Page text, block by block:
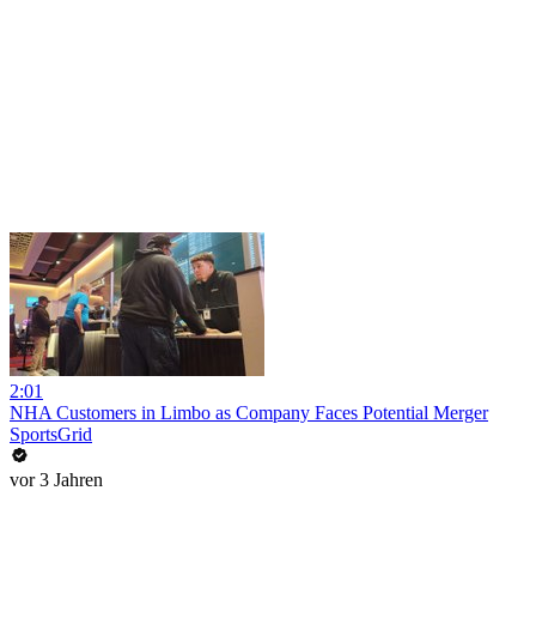
2:01
NHA Customers in Limbo as Company Faces Potential Merger
SportsGrid
vor 3 Jahren